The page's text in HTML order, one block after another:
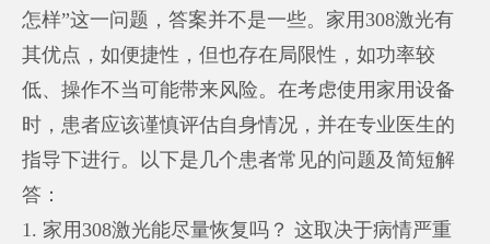
怎样”这一问题，答案并不是一些。家用308激光有
其优点，如便捷性，但也存在局限性，如功率较
低、操作不当可能带来风险。在考虑使用家用设备
时，患者应该谨慎评估自身情况，并在专业医生的
指导下进行。以下是几个患者常见的问题及简短解
答：
1. 家用308激光能尽量恢复吗？ 这取决于病情严重